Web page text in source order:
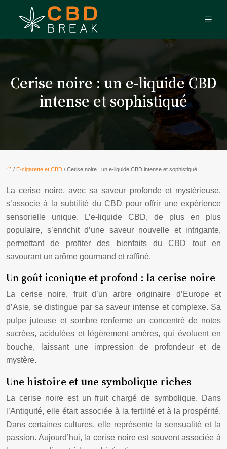
Cerise noire : un e-liquide CBD
intense et sophistiqué
/ E-cigarette et CBD / Cerise noire : un e-liquide CBD intense et sophistiqué
La cerise noire, avec sa saveur profonde et mystérieuse,
s’associe à la subtilité du CBD pour offrir une expérience
sensorielle unique. L’e-liquide CBD, de plus en plus
populaire, s’enrichit d’une saveur nouvelle et intrigante,
permettant de profiter des bienfaits du CBD tout en
savourant un arôme gourmand et raffiné.
Un goût iconique et profond : la cerise noire
La cerise noire, fruit d’un arbre originaire d’Europe et
d’Asie, se distingue par sa saveur intense et complexe. Sa
pulpe juteuse et sombre renferme un concentré de notes
sucrées, acidulées et légèrement amères, qui évoluent en
bouche, laissant une impression de profondeur et de
mystère.
Une histoire et une symbolique riches
La cerise noire est un fruit chargé de symbolique. Dans
l’Antiquité, elle était associée à la fertilité et à la prospérité.
Dans certaines cultures, elle représente la sensualité et la
passion. Aujourd’hui, la cerise noire est souvent associée à